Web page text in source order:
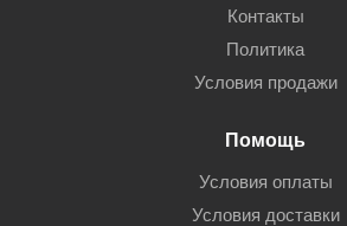
Контакты
Политика
Условия продажи
Помощь
Условия оплаты
Условия доставки